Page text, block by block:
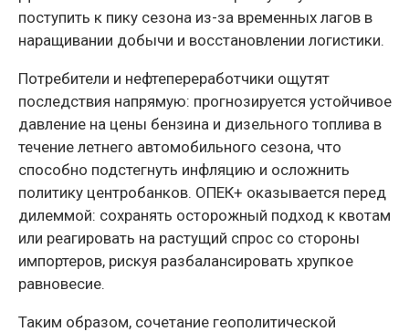
поступить к пику сезона из-за временных лагов в
наращивании добычи и восстановлении логистики.
Потребители и нефтепереработчики ощутят
последствия напрямую: прогнозируется устойчивое
давление на цены бензина и дизельного топлива в
течение летнего автомобильного сезона, что
способно подстегнуть инфляцию и осложнить
политику центробанков. ОПЕК+ оказывается перед
дилеммой: сохранять осторожный подход к квотам
или реагировать на растущий спрос со стороны
импортеров, рискуя разбалансировать хрупкое
равновесие.
Таким образом, сочетание геополитической